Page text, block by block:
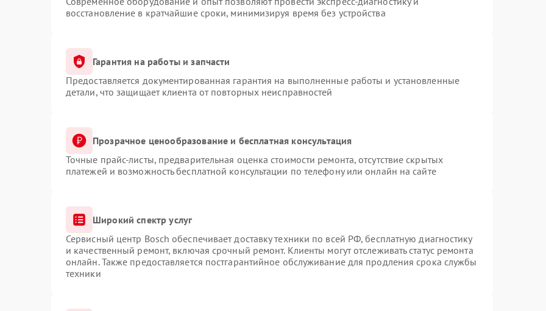
восстановление в кратчайшие сроки, минимизируя время без устройства
Гарантия на работы и запчасти
Предоставляется документированная гарантия на выполненные работы и установленные
детали, что защищает клиента от повторных неисправностей
Прозрачное ценообразование и бесплатная консультация
Точные прайс-листы, предварительная оценка стоимости ремонта, отсутствие скрытых
платежей и возможность бесплатной консультации по телефону или онлайн на сайте
Широкий спектр услуг
Сервисный центр Bosch обеспечивает доставку техники по всей РФ, бесплатную диагностику
и качественный ремонт, включая срочный ремонт. Клиенты могут отслеживать статус ремонта
онлайн. Также предоставляется постгарантийное обслуживание для продления срока службы
техники